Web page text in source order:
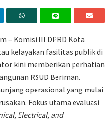
– Komisi III DPRD Kota
kelayakan fasilitas publik di
kini memberikan perhatian
RSUD Beriman.
operasional yang mulai
Fokus utama evaluasi
Electrical, and